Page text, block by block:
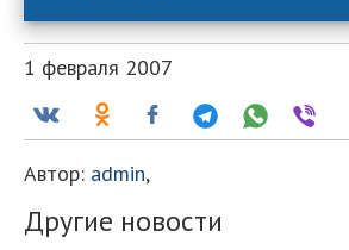
1 февраля 2007
Автор: admin,
Другие новости